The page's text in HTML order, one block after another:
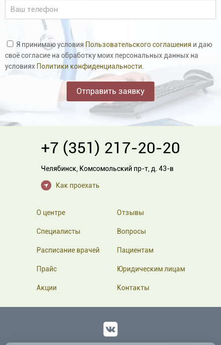
Я принимаю условия Пользовательского соглашения и даю
своё согласие на обработку моих персональных данных на
условиях Политики конфиденциальности
+7 (351) 217-20-20
Челябинск Комсомольский пр-т, д. 43-в
Как проехать
О центре
Специалисты
Расписание врачей
Прайс
Акции
Отзывы
Вопросы
Пациентам
Юридическим лицам
Контакты
Вконтакте